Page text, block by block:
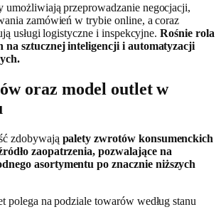
umożliwiają przeprowadzanie negocjacji,
zamówień w trybie online, a coraz
usługi logistyczne i inspekcyjne.Rośnie rola
na sztucznej inteligencji i automatyzacji
oraz model outlet w
zdobywają palety zwrotów konsumenckich
zaopatrzenia, pozwalające na
asortymentu po znacznie niższych
polega na podziale towarów według stanu